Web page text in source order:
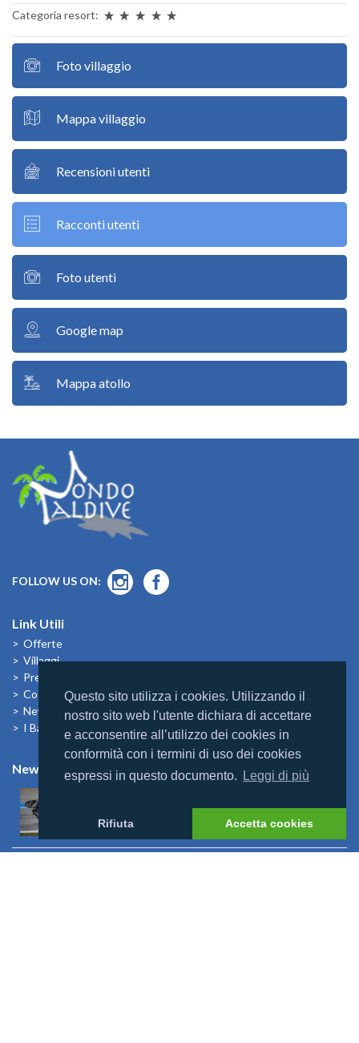
Questo sito utilizza i cookies. Utilizzando il
nostro sito web l'utente dichiara di accettare
e acconsentire all’utilizzo dei cookies in
conformità con i termini di uso dei cookies
espressi in questo documento.
Leggi di più
Rifiuta Accetta cookies
Categoria resort:
Foto villaggio
Mappa villaggio
Recensioni utenti
Racconti utenti
Foto utenti
Google map
Mappa atollo
FOLLOW US ON:
Link Utili
Offerte
Villaggi
Previsioni Meteo
Cosa dicono di noi
News
I Bambini alle Maldive
News